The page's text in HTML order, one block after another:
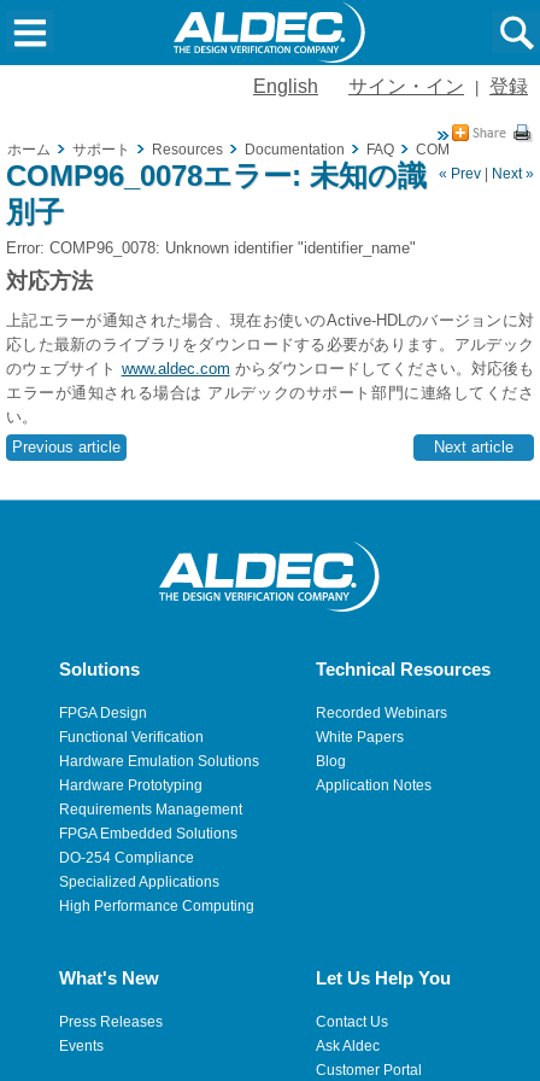
English サイン・イン 登録
ホーム サポート Resources Documentation FAQ
COMP96_0078エ
« Prev
Next »
COMP96_0078エラー: 未知の識
別子
Error: COMP96_0078: Unknown identifier "identifier_name"
対応方法
上記エラーが通知された場合、現在お使いのActive-HDLのバージョンに対
応した最新のライブラリをダウンロードする必要があります。アルデック
のウェブサイト www.aldec.com からダウンロードしてください。対応後も
エラーが通知される場合は アルデックのサポート部門に連絡してくださ
い。
Previous article
Next article
Solutions
FPGA Design
Functional Verification
Hardware Emulation Solutions
Hardware Prototyping
Requirements Management
FPGA Embedded Solutions
DO-254 Compliance
Specialized Applications
High Performance Computing
Technical Resources
Recorded Webinars
White Papers
Blog
Application Notes
What's New
Press Releases
Events
Let Us Help You
Contact Us
Ask Aldec
Customer Portal